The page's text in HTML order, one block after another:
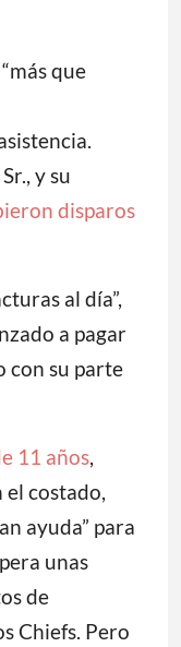
que
y su
disparos
al día”,
a pagar
con su parte
11 años,
el costado,
ayuda” para
unas
de
Chiefs. Pero